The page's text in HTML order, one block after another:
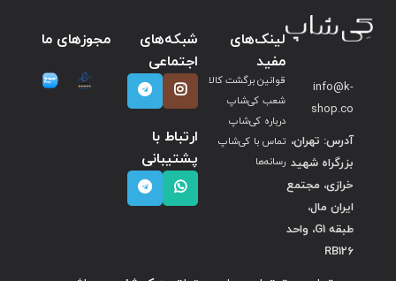
info@k-
shop.co
آدرس: تهران،
بزرگراه شهید
خرازی، مجتمع
ایران مال،
طبقه G1، واحد
RB126
لینک‌های
مفید
قوانین برگشت کالا
شعب کی‌شاپ
درباره کی‌شاپ
تماس با کی‌شاپ
رسانه‌ها
شبکه‌های
اجتماعی
ارتباط با
پشتیبانی
مجوزهای ما